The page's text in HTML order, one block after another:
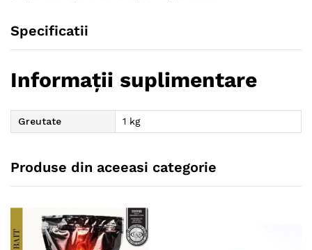
Specificatii
Informații suplimentare
Greutate 1 kg
Produse din aceeasi categorie